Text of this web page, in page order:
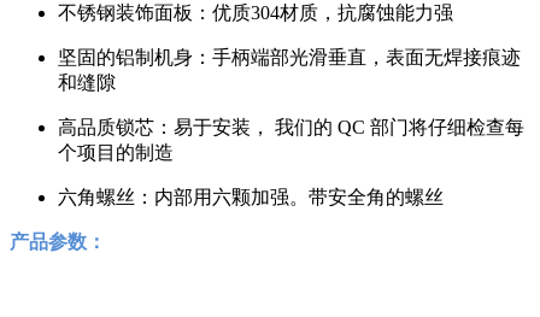
不锈钢装饰面板：优质304材质，抗腐蚀能力强
坚固的铝制机身：手柄端部光滑垂直，表面无焊接痕迹
和缝隙
高品质锁芯：易于安装， 我们的 QC 部门将仔细检查每
个项目的制造
六角螺丝：内部用六颗加强。带安全角的螺丝
产品参数：